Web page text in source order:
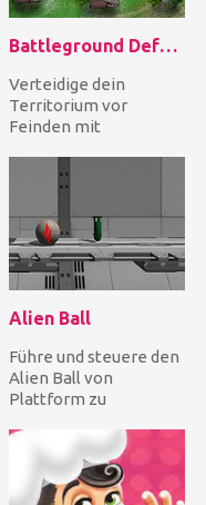
Battleground Defense
Verteidige dein
Territorium vor
Feinden mit
schweren Kanonen,
Flammenwerfern und
all...
Alien Ball
Führe und steuere den
Alien Ball von
Plattform zu
Ausgang zu erreichen,
sammle Bon...